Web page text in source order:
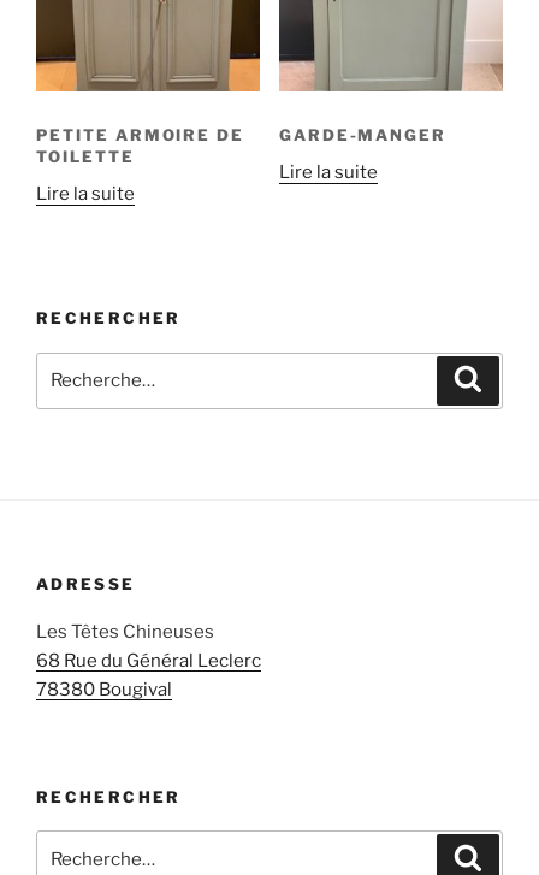
PETITE ARMOIRE DE
TOILETTE
Lire la suite
GARDE-MANGER
Lire la suite
RECHERCHER
pour
ADRESSE
Les Têtes Chineuses
68 Rue du Général Leclerc
78380 Bougival
RECHERCHER